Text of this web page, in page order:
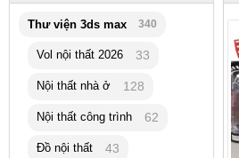
Thư viện 3ds max 340
Vol nội thất 2026 33
Nội thất nhà ở 128
Nội thất công trình 62
Đồ nội thất 43